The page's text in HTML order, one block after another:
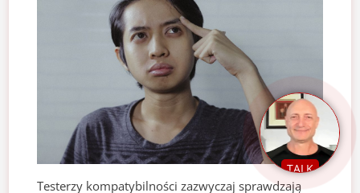
Testerzy kompatybilności zazwyczaj sprawdzają
TALK